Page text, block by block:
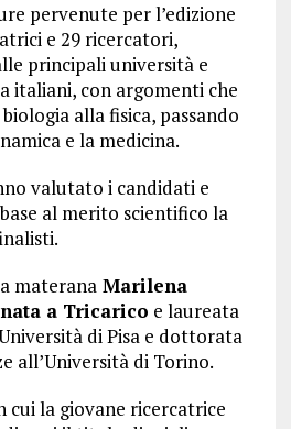
pervenute per l’edizione
e 29 ricercatori,
principali università e
italiani, con argomenti che
alla fisica, passando
e la medicina.
valutato i candidati e
al merito scientifico la
materanaMarilena
a Tricarico e laureata
di Pisa e dottorata
all’Università di Torino.
la giovane ricercatrice